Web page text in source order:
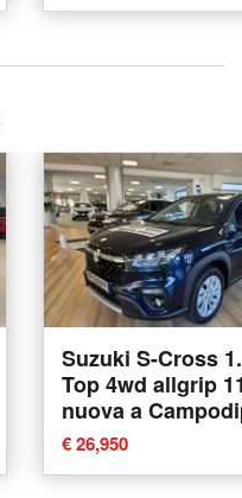
Suzuki S-Cross
Top 4wd allgrip
nuova a
€ 26,950